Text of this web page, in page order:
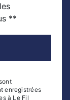
**
enregistrées
à Le Fil